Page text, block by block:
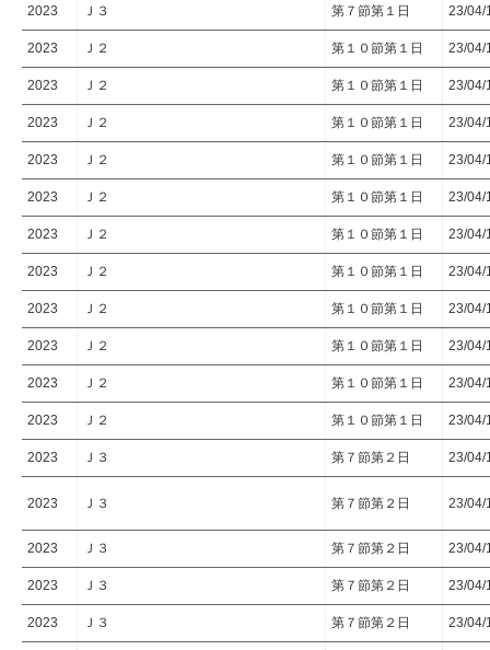
2023 Ｊ３ 第７節第１日 23/04/
2023 Ｊ２ 第１０節第１日 23/04/
2023 Ｊ２ 第１０節第１日 23/04/
2023 Ｊ２ 第１０節第１日 23/04/
2023 Ｊ２ 第１０節第１日 23/04/
2023 Ｊ２ 第１０節第１日 23/04/
2023 Ｊ２ 第１０節第１日 23/04/
2023 Ｊ２ 第１０節第１日 23/04/
2023 Ｊ２ 第１０節第１日 23/04/
2023 Ｊ２ 第１０節第１日 23/04/
2023 Ｊ２ 第１０節第１日 23/04/
2023 Ｊ２ 第１０節第１日 23/04/
2023 Ｊ３ 第７節第２日 23/04/
2023 Ｊ３ 第７節第２日 23/04/
2023 Ｊ３ 第７節第２日 23/04/
2023 Ｊ３ 第７節第２日 23/04/
2023 Ｊ３ 第７節第２日 23/04/